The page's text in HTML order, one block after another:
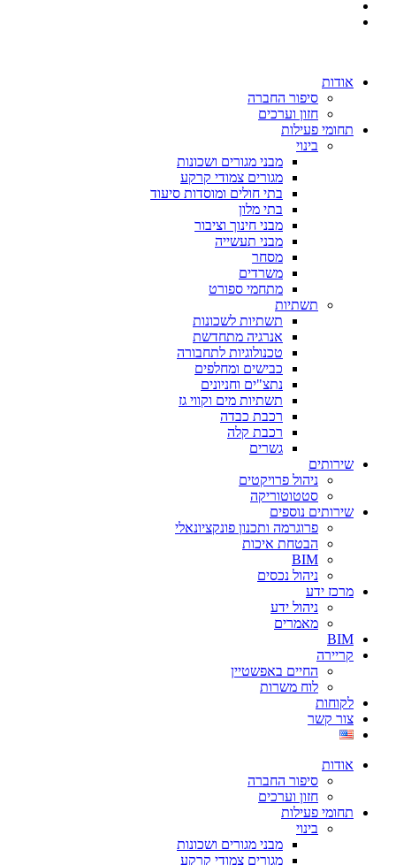
אודות
סיפור החברה
חזון וערכים
תחומי פעילות
בינוי
מבני מגורים ושכונות
מגורים צמודי קרקע
בתי חולים ומוסדות סיעוד
בתי מלון
מבני חינוך וציבור
מבני תעשייה
מסחר
משרדים
מתחמי ספורט
תשתיות
תשתיות לשכונות
אנרגיה מתחדשת
טכנולוגיות לתחבורה
כבישים ומחלפים
נתצ"ים וחניונים
תשתיות מים וקווי גז
רכבת כבדה
רכבת קלה
גשרים
שירותים
ניהול פרויקטים
סטטוטוריקה
שירותים נוספים
פרוגרמה ותכנון פונקציונאלי
הבטחת איכות
BIM
ניהול נכסים
מרכז ידע
ניהול ידע
מאמרים
BIM
קריירה
החיים באפשטיין
לוח משרות
לקוחות
צור קשר
אודות
סיפור החברה
חזון וערכים
תחומי פעילות
בינוי
מבני מגורים ושכונות
מגורים צמודי קרקע